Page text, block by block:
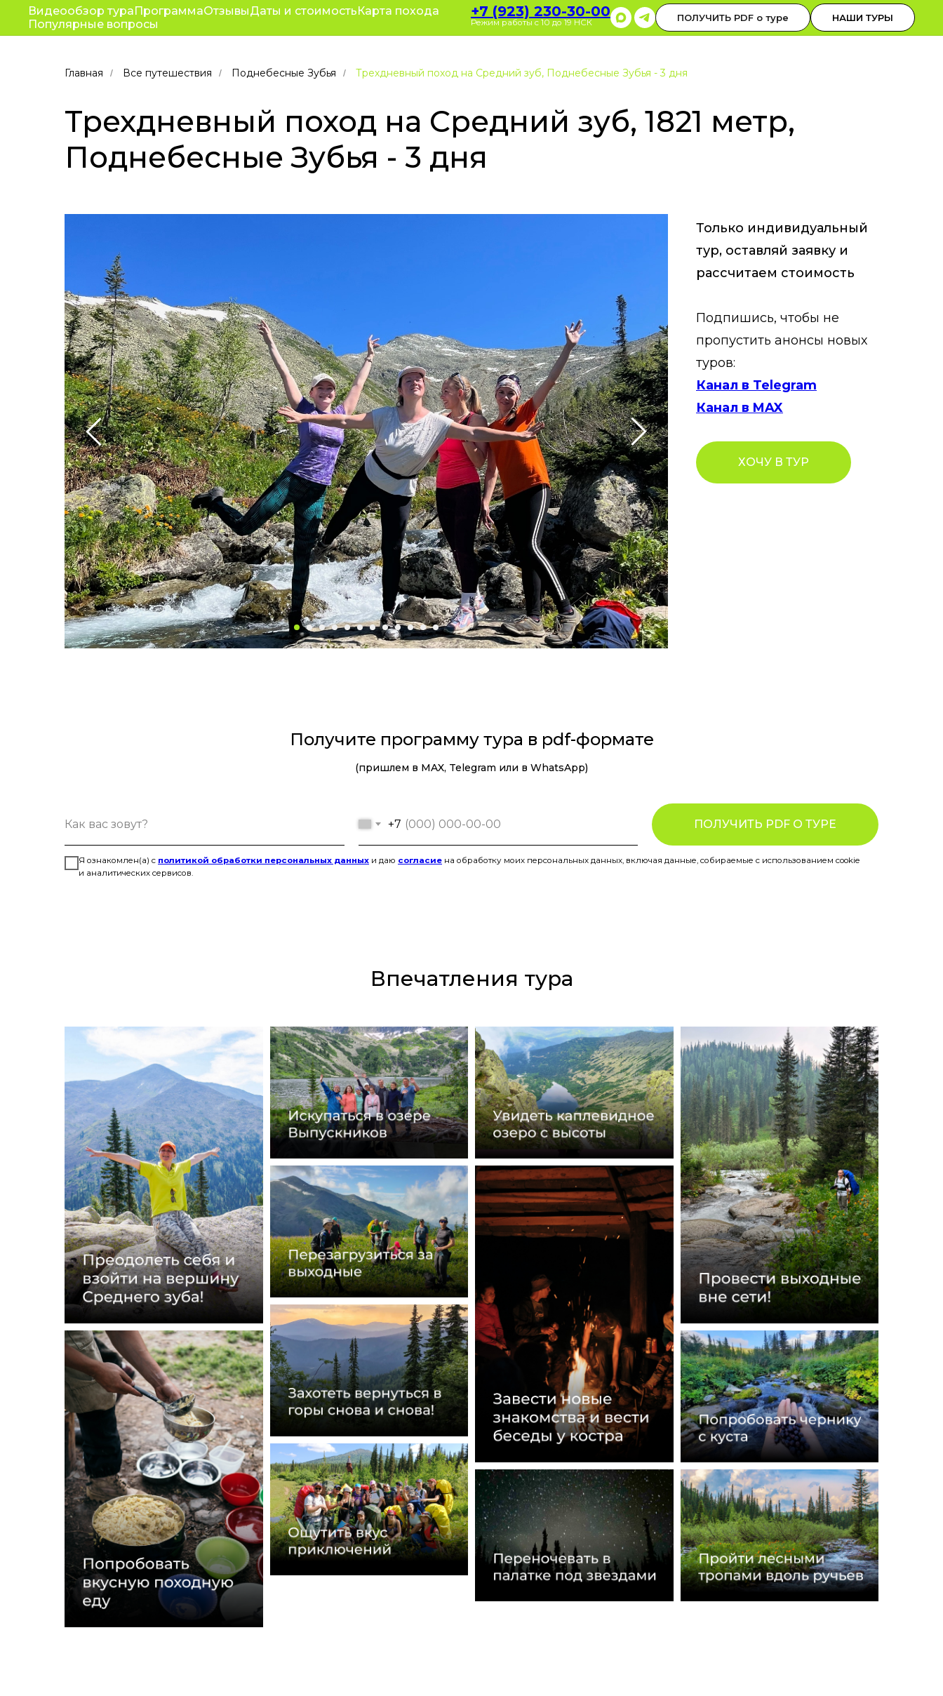
Путешествия Корпоративные туры
Полезное
+7 (923) 230-30-00
Режим работы с 10 до 19 НСК ОБРАТНЫЙ ЗВОНОК
Главная / Все путешествия / Поднебесные Зубья / Трехдневный поход на Средний зуб, Поднебесные Зубья - 3 дня
Трехдневный поход на Средний зуб, 1821 метр,
Поднебесные Зубья - 3 дня
Только индивидуальный
тур, оставляй заявку и
рассчитаем стоимость
Подпишись, чтобы не
пропустить анонсы новых
туров:
Канал в Telegram
Канал в MAX
ХОЧУ В ТУР
Получите программу тура в pdf-формате
(пришлем в MAX, Telegram или в WhatsApp)
+7
Я ознакомлен(а) с политикой обработки персональных данных и даю согласие на обработку моих персональных данных, включая данные, собираемые с использованием cookie
и аналитических сервисов.
ПОЛУЧИТЬ PDF О ТУРЕ
Видеообзор тураПрограммаОтзывыДаты и стоимостьКарта похода
Популярные вопросы
+7 (923) 230-30-00
Режим работы с 10 до 19 НСК ПОЛУЧИТЬ PDF о туре НАШИ ТУРЫ
Впечатления тура